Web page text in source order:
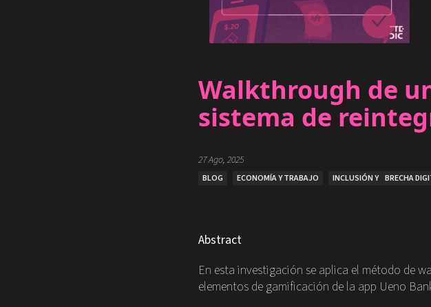
Walkthrough de
sistema de
27 Ago, 2025
BLOG ECONOMÍA Y TRABAJO INCLUSIÓN Y BRECHA
Abstract
En esta investigación se aplica el método de
elementos de gamificación de la app Ueno